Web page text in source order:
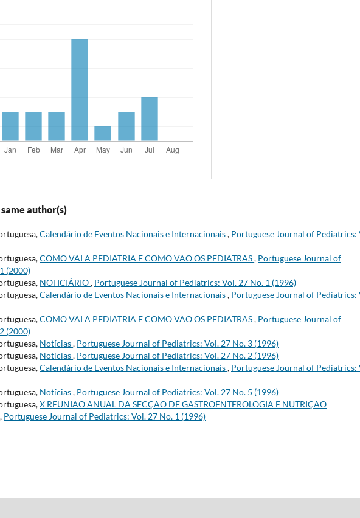
author(s)
Calendário de Eventos Nacionais e Internacionais, Portuguese Journal of Pediatrics:
COMO VAI A PEDIATRIA E COMO VÃO OS PEDIATRAS, Portuguese Journal of
(2000)
NOTICIÁRIO, Portuguese Journal of Pediatrics: Vol. 27 No. 1 (1996)
Calendário de Eventos Nacionais e Internacionais, Portuguese Journal of Pediatrics:
COMO VAI A PEDIATRIA E COMO VÃO OS PEDIATRAS, Portuguese Journal of
(2000)
Notícias, Portuguese Journal of Pediatrics: Vol. 27 No. 3 (1996)
Notícias, Portuguese Journal of Pediatrics: Vol. 27 No. 2 (1996)
Calendário de Eventos Nacionais e Internacionais, Portuguese Journal of Pediatrics:
Notícias, Portuguese Journal of Pediatrics: Vol. 27 No. 5 (1996)
X REUNIÃO ANUAL DA SECÇÃO DE GASTROENTEROLOGIA E NUTRIÇÃO
, Portuguese Journal of Pediatrics: Vol. 27 No. 1 (1996)